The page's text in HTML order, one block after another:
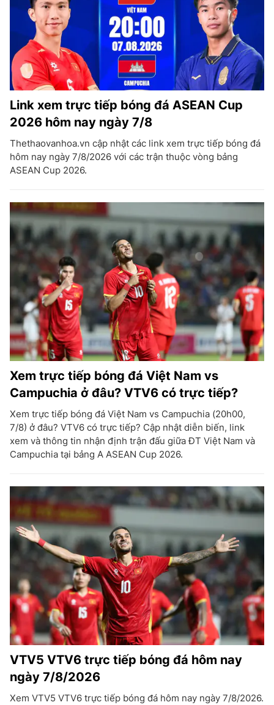
Link xem trực tiếp bóng đá ASEAN Cup
2026 hôm nay ngày 7/8
Thethaovanhoa.vn cập nhật các link xem trực tiếp bóng đá
hôm nay ngày 7/8/2026 với các trận thuộc vòng bảng
ASEAN Cup 2026.
Xem trực tiếp bóng đá Việt Nam vs
Campuchia ở đâu? VTV6 có trực tiếp?
Xem trực tiếp bóng đá Việt Nam vs Campuchia (20h00,
7/8) ở đâu? VTV6 có trực tiếp? Cập nhật diễn biến, link
xem và thông tin nhận định trận đấu giữa ĐT Việt Nam và
Campuchia tại bảng A ASEAN Cup 2026.
VTV5 VTV6 trực tiếp bóng đá hôm nay
ngày 7/8/2026
Xem VTV5 VTV6 trực tiếp bóng đá hôm nay ngày 7/8/2026.